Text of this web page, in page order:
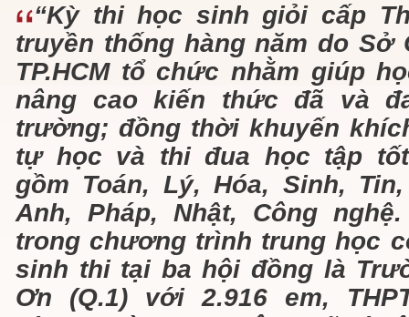
“Kỳ thi học sinh giỏi cấp
truyền thống hàng năm do Sở
TP.HCM tổ chức nhằm giúp
nâng cao kiến thức đã và
trường; đồng thời khuyến
tự học và thi đua học tập
gồm Toán, Lý, Hóa, Sinh,
Anh, Pháp, Nhật, Công
trong chương trình trung học
sinh thi tại ba hội đồng là
Ơn (Q.1) với 2.916 em,